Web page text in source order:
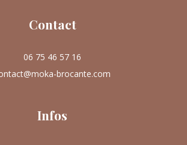
Contact
06 75 46 57 16
brocante.com
Infos